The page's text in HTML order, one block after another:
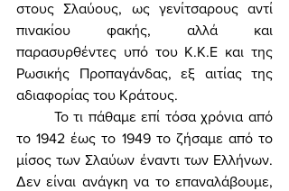
στους Σλαύους, ως γενίτσαρους αντί
πινακίου φακής, αλλά και
παρασυρθέντες υπό του Κ.Κ.Ε και της
Ρωσικής Προπαγάνδας, εξ αιτίας της
αδιαφορίας του Κράτους.
το 1942 έως το 1949 το ζήσαμε από το
μίσος των Σλαύων έναντι των Ελλήνων.
Δεν είναι ανάγκη να το επαναλάβουμε,